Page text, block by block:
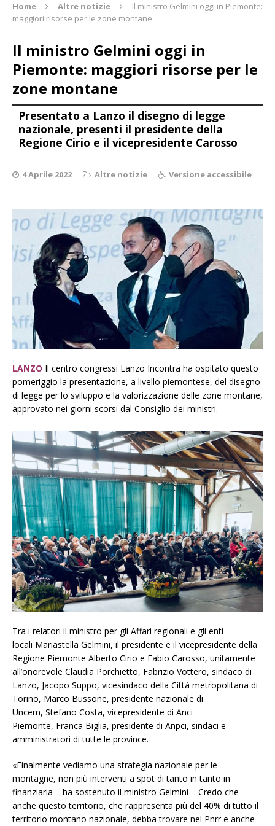
Home Altre notizie
Il ministro Gelmini oggi in Piemonte:
maggiori risorse per le zone montane
Il ministro Gelmini oggi in
Piemonte: maggiori risorse per le
zone montane
Presentato a Lanzo il disegno di legge
nazionale, presenti il presidente della
Regione Cirio e il vicepresidente Carosso
4 Aprile 2022 Altre notizie Versione accessibile
LANZO Il centro congressi Lanzo Incontra ha ospitato questo
pomeriggio la presentazione, a livello piemontese, del disegno
di legge per lo sviluppo e la valorizzazione delle zone montane,
approvato nei giorni scorsi dal Consiglio dei ministri.
Tra i relatori il ministro per gli Affari regionali e gli enti
locali Mariastella Gelmini, il presidente e il vicepresidente della
Regione Piemonte Alberto Cirio e Fabio Carosso, unitamente
all’onorevole Claudia Porchietto, Fabrizio Vottero, sindaco di
Lanzo, Jacopo Suppo, vicesindaco della Città metropolitana di
Torino, Marco Bussone, presidente nazionale di
Uncem, Stefano Costa, vicepresidente di Anci
Piemonte, Franca Biglia, presidente di Anpci, sindaci e
amministratori di tutte le province.
«Finalmente vediamo una strategia nazionale per le
montagne, non più interventi a spot di tanto in tanto in
finanziaria – ha sostenuto il ministro Gelmini -. Credo che
anche questo territorio, che rappresenta più del 40% di tutto il
territorio montano nazionale, debba trovare nel Pnrr e anche